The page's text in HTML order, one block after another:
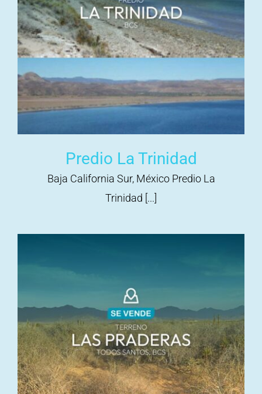
Predio La Trinidad
Baja California Sur, México Predio La
Trinidad [...]